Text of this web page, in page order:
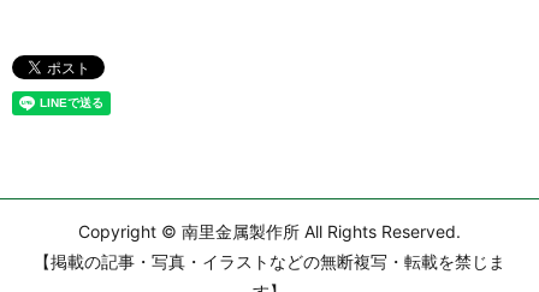
Copyright © 南里金属製作所 All Rights Reserved.
【掲載の記事・写真・イラストなどの無断複写・転載を禁じま